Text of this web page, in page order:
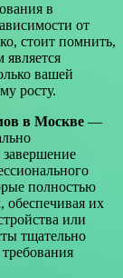
в
от
стоит помнить,
вашей
росту.
в Москве —
полностью
обеспечивая их
или
тщательно